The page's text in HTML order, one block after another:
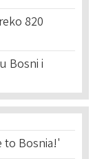
820
Bosni i
to Bosnia!'